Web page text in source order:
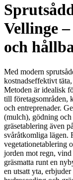
Vellinge
och
Med modern
kostnadseffektivt
Metoden är idealisk
till företagsområden,
och entreprenader.
(mulch), gödning och
gräsetablering även
svåråtkomliga lägen.
vegetationetablering
jorden mot regn,
gräsmatta runt en
en utsatt yta,